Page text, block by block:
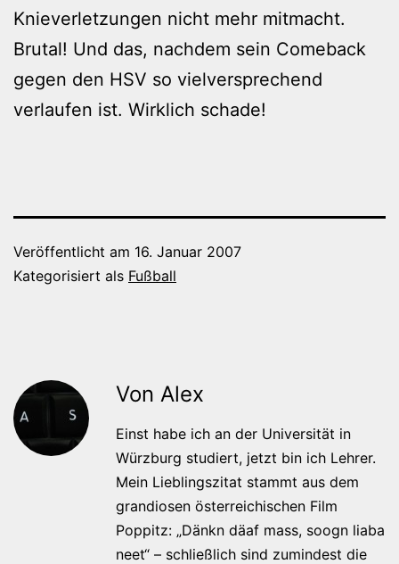
Knieverletzungen nicht mehr mitmacht.
Brutal! Und das, nachdem sein Comeback
gegen den HSV so vielversprechend
verlaufen ist. Wirklich schade!
Veröffentlicht am 16. Januar 2007
Kategorisiert als Fußball
Von Alex
Einst habe ich an der Universität in
Würzburg studiert, jetzt bin ich Lehrer.
Mein Lieblingszitat stammt aus dem
grandiosen österreichischen Film
Poppitz: „Dänkn däaf mass, soogn liaba
neet“ – schließlich sind zumindest die